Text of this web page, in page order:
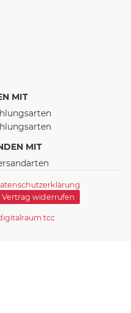
MIT
MIT
Vertrag widerrufen
tcc